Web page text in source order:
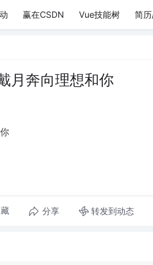
赢在CSDN Vue技能树 简
月奔向理想和你
分享 转发到动态